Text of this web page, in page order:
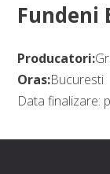
Fundeni
Producatori:
Oras:Bucuresti
Data finalizare: